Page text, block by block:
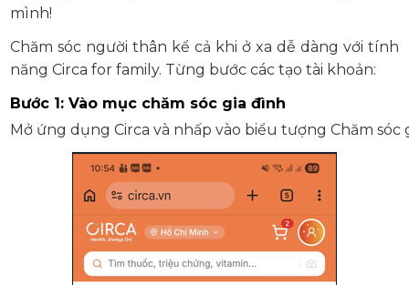
mình!
Chăm sóc người thân kể cả khi ở xa dễ dàng với tính
năng Circa for family. Từng bước các tạo tài khoản:
Bước 1: Vào mục chăm sóc gia đình
Mở ứng dụng Circa và nhấp vào biểu tượng Chăm